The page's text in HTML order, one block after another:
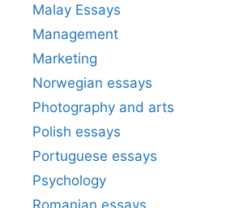
Malay Essays
Management
Marketing
Norwegian essays
Photography and arts
Polish essays
Portuguese essays
Psychology
Romanian essays